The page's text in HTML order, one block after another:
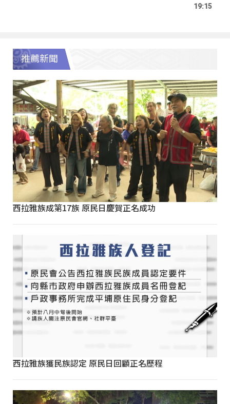
19:15
推薦新聞
西拉雅族成第17族 原民日慶賀正名成功
西拉雅族獲民族認定 原民日回顧正名歷程